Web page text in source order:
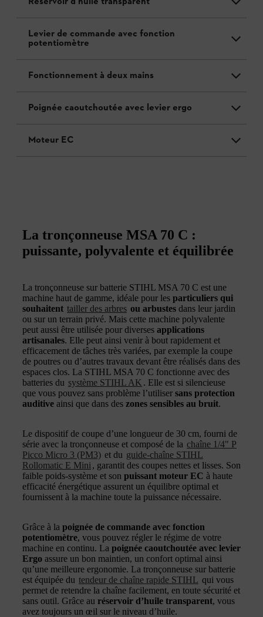
Levier de commande avec fonction
potentiomètre
Fonctionnement à deux mains
Poignée caoutchoutée avec levier ergo
Moteur EC
La tronçonneuse MSA 70 C :
puissante, polyvalente et équilibrée
La tronçonneuse sur batterie STIHL MSA 70 C est une
machine haut de gamme, idéale pour les particuliers qui
souhaitent tailler des arbres ou arbustes dans leur jardin
ou sur un terrain privé. Mais cette machine polyvalente
peut aussi être utilisée pour diverses applications
artisanales. Elle peut ainsi venir à bout rapidement et
efficacement de tâches très variées, par exemple la coupe
de poutres ou d’autres travaux devant être réalisés dans des
espaces clos. La STIHL MSA 70 C fonctionne avec des
batteries du système STIHL AK . Elle est si silencieuse
que vous pouvez sans problème l’utiliser sans protection
auditive ainsi que dans des zones sensibles au bruit.
Le dispositif de coupe d’une longueur de 30 cm, fourni de
série avec la tronçonneuse et composé de la chaîne 1/4" P
Picco Micro 3 (PM3) et du guide-chaîne STIHL
Rollomatic E Mini , garantit des coupes nettes et lisses. Son
faible poids-système et son puissant moteur EC à haute
efficacité énergétique assurent un équilibre optimal et
fournissent à la machine toute la puissance nécessaire.
Grâce à la poignée de commande avec fonction
potentiomètre, vous pouvez régler le régime de votre
machine en continu. La poignée caoutchoutée avec levier
Ergo assure un bon maintien, un confort optimal ainsi
qu’une meilleure ergonomie. La tronçonneuse sur batterie
est équipée du tendeur de chaîne rapide STIHL qui vous
permet de retendre la chaîne facilement, en toute sécurité et
sans outil. Grâce au réservoir d’huile transparent, vous
avez toujours un œil sur le niveau d’huile.